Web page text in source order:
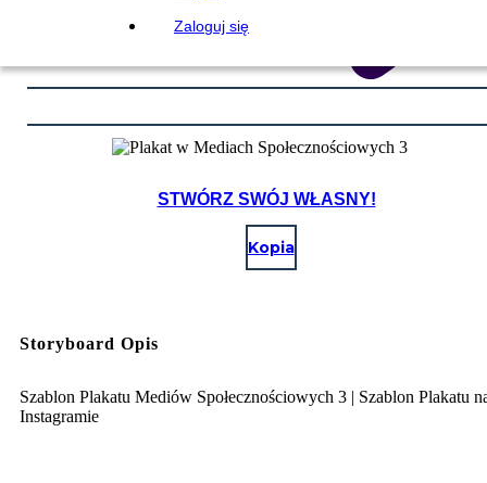
Zaloguj się
STWÓRZ SWÓJ WŁASNY!
Kopia
Storyboard Opis
Szablon Plakatu Mediów Społecznościowych 3 | Szablon Plakatu
Instagramie